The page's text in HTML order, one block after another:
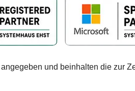
und beinhalten die zur